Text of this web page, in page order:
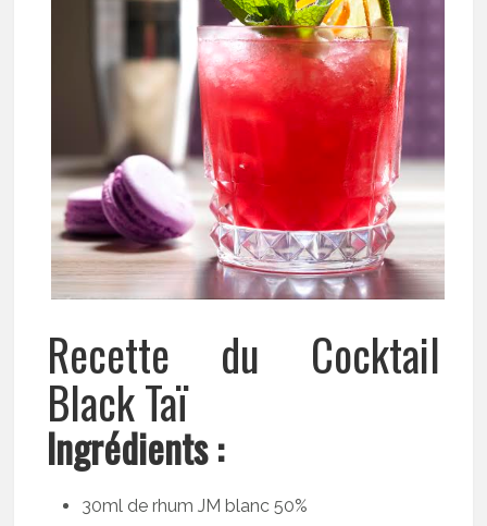
Recette du Cocktail
Black Taï
Ingrédients :
30ml de rhum JM blanc 50%